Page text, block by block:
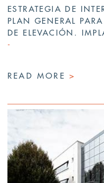
ESTRATEGIA DE
PLAN GENERAL
DE ELEVACIÓN.
READ MORE >